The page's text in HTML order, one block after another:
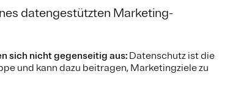
datengestützten Marketing-
sich nicht gegenseitig aus: Datenschutz ist die
und kann dazu beitragen, Marketingziele zu